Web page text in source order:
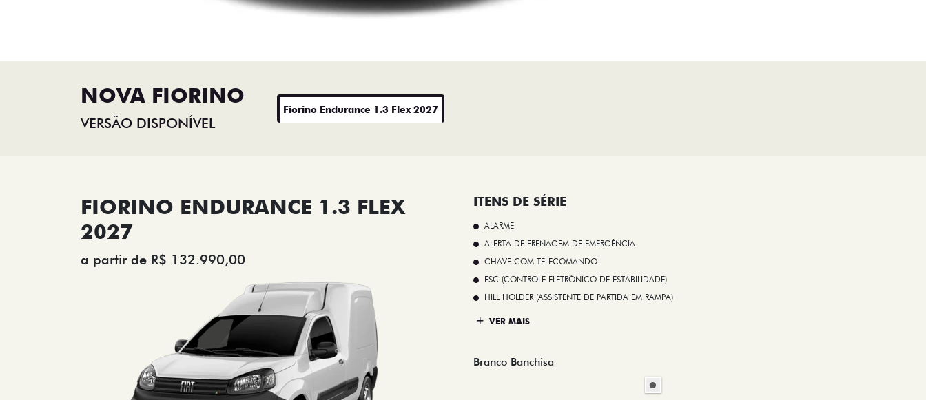
NOVA FIORINO
VERSÃO DISPONÍVEL
Fiorino Endurance 1.3 Flex 2027
FIORINO ENDURANCE 1.3 FLEX
2027
a partir de R$ 132.990,00
ITENS DE SÉRIE
ALARME
ALERTA DE FRENAGEM DE EMERGÊNCIA
CHAVE COM TELECOMANDO
ESC (CONTROLE ELETRÔNICO DE ESTABILIDADE)
HILL HOLDER (ASSISTENTE DE PARTIDA EM RAMPA)
VER MAIS
Branco Banchisa